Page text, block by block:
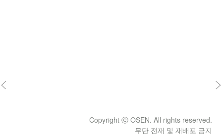
Copyright ⓒ OSEN. All rights reserved.
무단 전재 및 재배포 금지